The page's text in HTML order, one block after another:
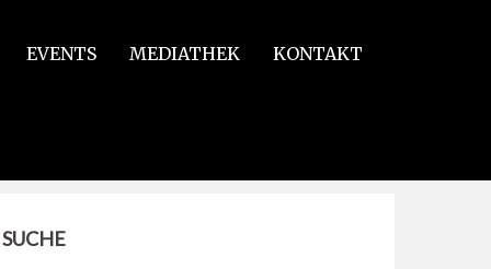
EVENTS MEDIATHEK KONTAKT
SUCHE